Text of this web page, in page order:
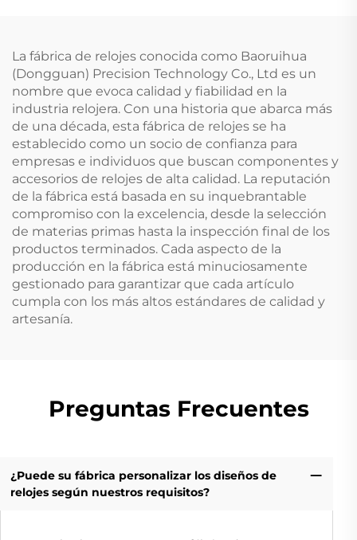
La fábrica de relojes conocida como Baoruihua
(Dongguan) Precision Technology Co., Ltd es un
nombre que evoca calidad y fiabilidad en la
industria relojera. Con una historia que abarca más
de una década, esta fábrica de relojes se ha
establecido como un socio de confianza para
empresas e individuos que buscan componentes y
accesorios de relojes de alta calidad. La reputación
de la fábrica está basada en su inquebrantable
compromiso con la excelencia, desde la selección
de materias primas hasta la inspección final de los
productos terminados. Cada aspecto de la
producción en la fábrica está minuciosamente
gestionado para garantizar que cada artículo
cumpla con los más altos estándares de calidad y
artesanía.
Preguntas Frecuentes
¿Puede su fábrica personalizar los diseños de
relojes según nuestros requisitos?